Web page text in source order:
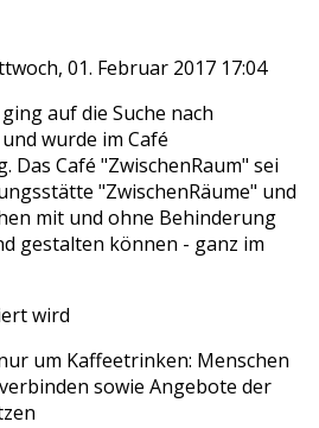
01. Februar 2017 17:04
auf die Suche nach
wurde im Café
Das Café "ZwischenRaum" sei
"ZwischenRäume" und
mit und ohne Behinderung
gestalten können - ganz im
um Kaffeetrinken: Menschen
sowie Angebote der